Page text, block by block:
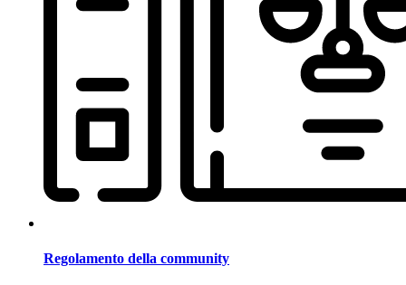
Regolamento della community